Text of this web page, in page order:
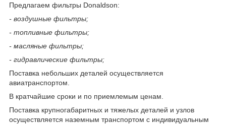
Предлагаем фильтры Donaldson:
- воздушные фильтры;
- топливные фильтры;
- масляные фильтры;
- гидравлические фильтры;
Поставка небольших деталей осуществляется
авиатранспортом.
В кратчайшие сроки и по приемлемым ценам.
Поставка крупногабаритных и тяжелых деталей и узлов
осуществляется наземным транспортом с индивидуальным